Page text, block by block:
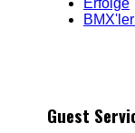
Erfolge
Guest